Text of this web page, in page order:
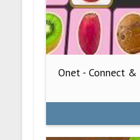
Onet - Connect